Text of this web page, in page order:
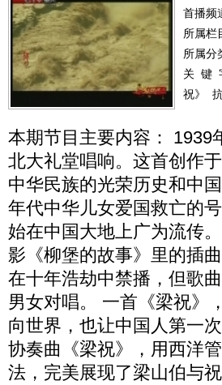
首播频
所属栏
所属分
关 键
祝》
本期节目主要内容： 1939
北大礼堂唱响。这首创作
中华民族的光荣历史和中
年代中华儿女爱国救亡的
始在中国大地上广为流传
影《柳堡的故事》里的插
在十年浩劫中禁播，但歌
男女对唱。 一首《梁祝》
向世界，也让中国人第一
协奏曲《梁祝》，用西洋
法，完美展现了梁山伯与